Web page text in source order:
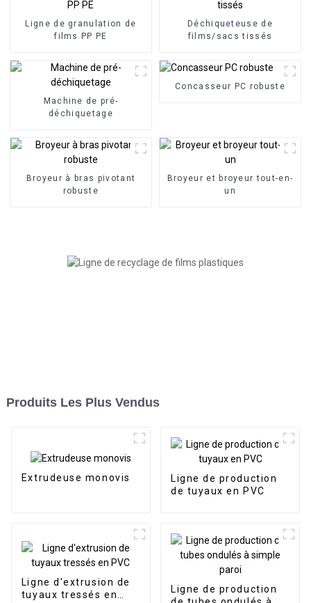
Ligne de granulation de
films PP PE
Déchiqueteuse de
films/sacs tissés
Machine de pré-
déchiquetage
Concasseur PC robuste
Broyeur à bras pivotant
robuste
Broyeur et broyeur tout-en-
un
Produits Les Plus Vendus
Extrudeuse monovis
Ligne de production
de tuyaux en PVC
Ligne d'extrusion de
tuyaux tressés en
Ligne de production